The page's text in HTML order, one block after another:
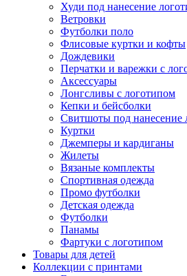
Худи под нанесение
Ветровки
Футболки поло
Флисовые куртки и кофты
Дождевики
Перчатки и варежки с
Аксессуары
Лонгсливы с логотипом
Кепки и бейсболки
Свитшоты под нанесение
Куртки
Джемперы и кардиганы
Жилеты
Вязаные комплекты
Спортивная одежда
Промо футболки
Детская одежда
Футболки
Панамы
Фартуки с логотипом
Товары для детей
Коллекции с принтами